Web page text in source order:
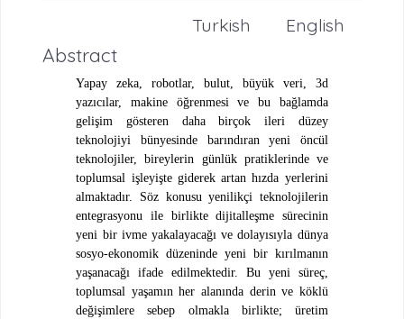
English
Turkish
Abstract
Yapay zeka, robotlar, bulut, büyük veri, 3d
yazıcılar, makine öğrenmesi ve bu bağlamda
gelişim gösteren daha birçok ileri düzey
teknolojiyi bünyesinde barındıran yeni öncül
teknolojiler, bireylerin günlük pratiklerinde ve
toplumsal işleyişte giderek artan hızda yerlerini
almaktadır. Söz konusu yenilikçi teknolojilerin
entegrasyonu ile birlikte dijitalleşme sürecinin
yeni bir ivme yakalayacağı ve dolayısıyla dünya
sosyo-ekonomik düzeninde yeni bir kırılmanın
yaşanacağı ifade edilmektedir. Bu yeni süreç,
toplumsal yaşamın her alanında derin ve köklü
değişimlere sebep olmakla birlikte; üretim